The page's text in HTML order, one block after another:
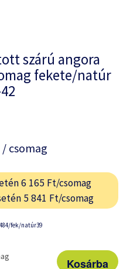
szárú angora
fekete/natúr
/ csomag
6 165 Ft/csomag
5 841 Ft/csomag
fek/natúr39